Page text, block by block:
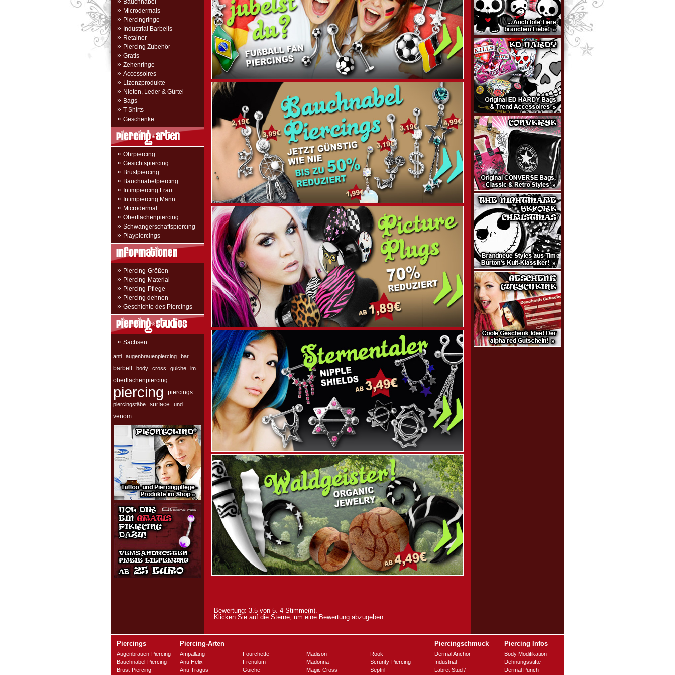
Bauchnabel
» Microdermals
» Piercingringe
» Industrial Barbells
» Retainer
» Piercing Zubehör
» Gratis
» Zehenringe
» Accessoires
» Lizenzprodukte
» Nieten, Leder & Gürtel
» Bags
» T-Shirts
» Geschenke
» Ohrpiercing
» Gesichtspiercing
» Brustpiercing
» Bauchnabelpiercing
» Intimpiercing Frau
» Intimpiercing Mann
» Microdermal
» Oberflächenpiercing
» Schwangerschaftspiercing
» Playpiercings
» Piercing-Größen
» Piercing-Material
» Piercing-Pflege
» Piercing dehnen
» Geschichte des Piercings
» Sachsen
anti augenbrauenpiercing
bar
barbell
body cross guiche im
oberflächenpiercing
piercing piercings
piercingstäbe surface
und
venom
Bewertung: 3.5 von 5. 4 Stimme(n).
Klicken Sie auf die Sterne, um eine Bewertung abzugeben.
Piercings Piercing-Arten Piercingschmuck Piercing Infos
Augenbrauen-Piercing
Bauchnabel-Piercing
Brust-Piercing
Ampallang
Anti-Helix
Anti-Tragus
Fourchette
Frenulum
Guiche
Madison
Madonna
Magic Cross
Rook
Scrunty-Piercing
Septril
Dermal Anchor
Industrial
Labret Stud /
Body Modifikation
Dehnungsstifte
Dermal Punch